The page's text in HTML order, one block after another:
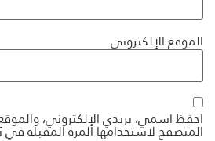
الموقع الإلكتروني
احفظ اسمي، بريدي الإلكتروني،
المتصفح لاستخدامها المرة المقبلة